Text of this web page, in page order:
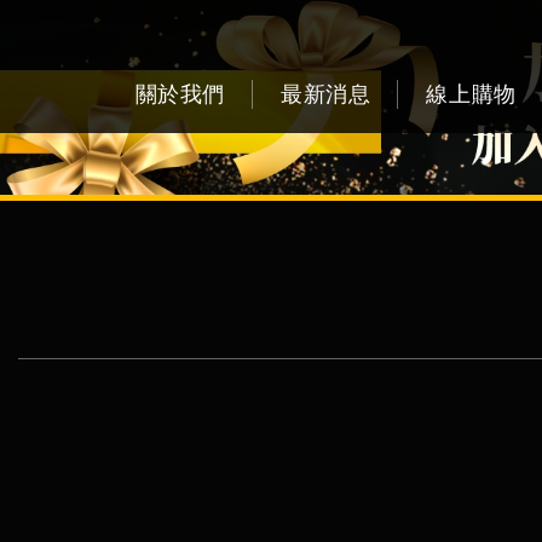
關於我們 最新消息 線上購物